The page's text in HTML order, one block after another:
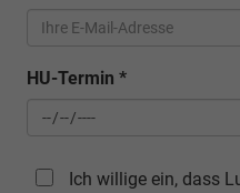
HU-Termin *
Ich willige ein, dass